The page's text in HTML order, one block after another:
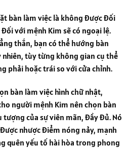
bàn làm việc là không được đối
với mệnh Kim sẽ có ngoại lệ.
thắn, bạn có thể hướng bàn
nhiên, tùy từng không gian cụ thể
phải hoặc trái so với cửa chỉnh.
bàn làm việc hình chữ nhật,
người mệnh Kim nên chọn bàn
của sự viên mãn, đầy đủ. Nó
nhược điểm nóng nảy, mạnh
quên yếu tố hài hòa trong phong